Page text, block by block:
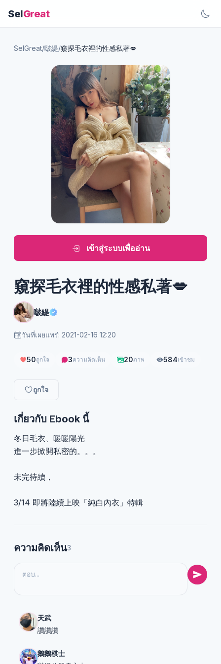
SelGreat
SelGreat/啵緹/窺探毛衣裡的性感私著💋
เข้าสู่ระบบเพื่ออ่าน
窺探毛衣裡的性感私著💋
啵緹
วันที่เผยแพร่: 2021-02-16 12:20
50ถูกใจ 3ความคิดเห็น 20ภาพ 584เข้าชม
ถูกใจ
เกี่ยวกับ Ebook นี้
冬日毛衣、暖暖陽光
進一步掀開私密的。。。
未完待續，
3/14 即將陸續上映「純白內衣」特輯
ความคิดเห็น3
天武
讚讚讚
鵝鵝棋士